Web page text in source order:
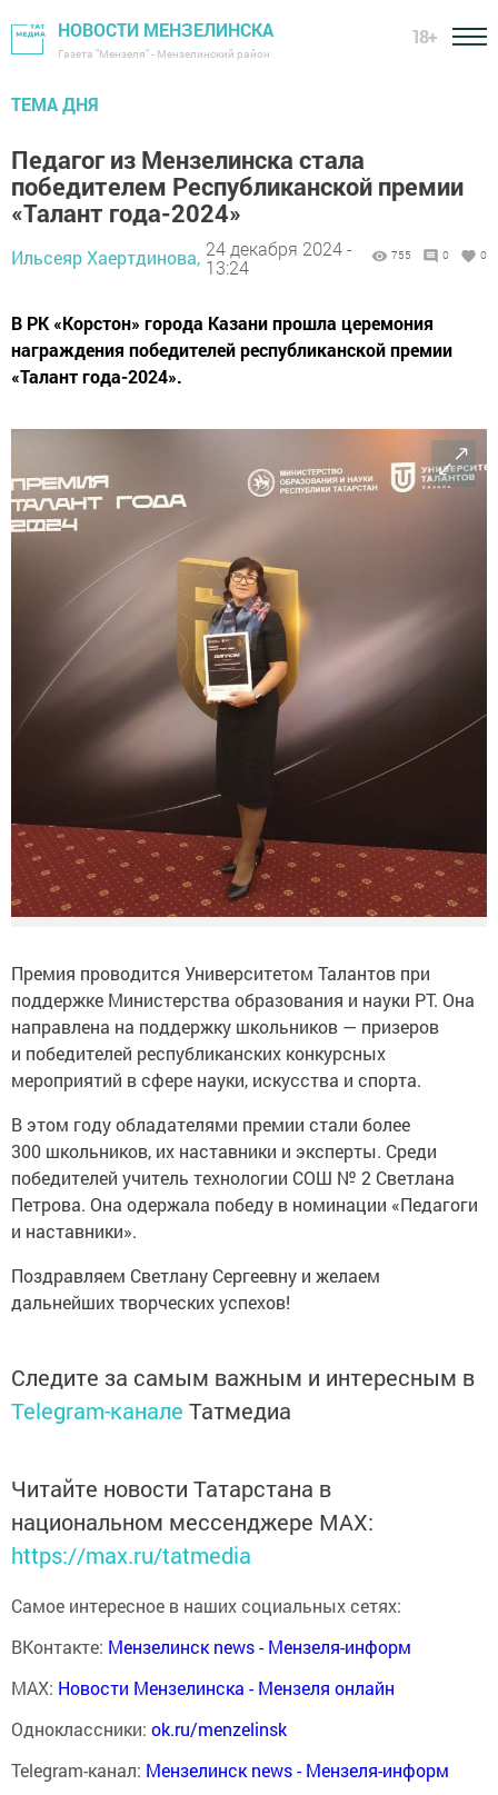
НОВОСТИ МЕНЗЕЛИНСКА
Газета "Мензеля" - Мензелинский район
18+
ТЕМА ДНЯ
Педагог из Мензелинска стала
победителем Республиканской премии
«Талант года-2024»
Ильсеяр Хаертдинова, 24 декабря 2024 -
13:24
755 0 0
В РК «Корстон» города Казани прошла церемония
награждения победителей республиканской премии
«Талант года-2024».
Премия проводится Университетом Талантов при
поддержке Министерства образования и науки РТ. Она
направлена на поддержку школьников — призеров
и победителей республиканских конкурсных
мероприятий в сфере науки, искусства и спорта.
В этом году обладателями премии стали более
300 школьников, их наставники и эксперты. Среди
победителей учитель технологии СОШ № 2 Светлана
Петрова. Она одержала победу в номинации «Педагоги
и наставники».
Поздравляем Светлану Сергеевну и желаем
дальнейших творческих успехов!
Следите за самым важным и интересным в
Telegram-канале Татмедиа
Читайте новости Татарстана в
национальном мессенджере MАХ:
https://max.ru/tatmedia
Самое интересное в наших социальных сетях:
ВКонтакте: Мензелинск news - Мензеля-информ
MAX: Новости Мензелинска - Мензеля онлайн
Одноклассники: ok.ru/menzelinsk
Telegram-канал: Мензелинск news - Мензеля-информ